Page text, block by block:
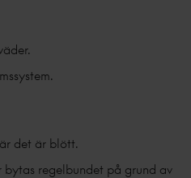
det är blött.
bytas regelbundet på grund av